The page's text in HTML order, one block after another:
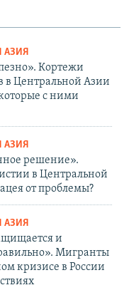
АЗИЯ
Кортежи
в Центральной Азии
с ними
АЗИЯ
решение».
в Центральной
от проблемы?
АЗИЯ
и
Мигранты
кризисе в России